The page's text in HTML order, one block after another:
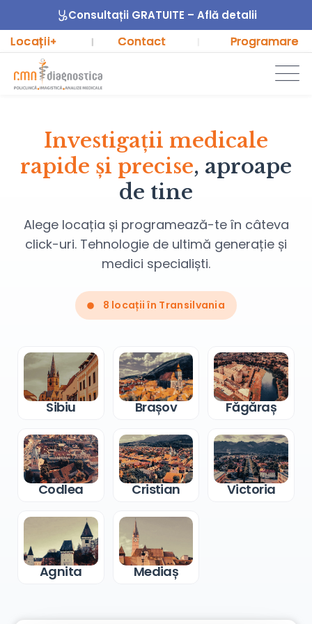
Consultații GRATUITE – Află detalii
Locații+ | Contact Programare
Investigații medicale
rapide și precise, aproape
de tine
Alege locația și programează-te în câteva
click-uri. Tehnologie de ultimă generație și
medici specialiști.
8 locații în Transilvania
Sibiu Brașov Făgăraș
Codlea Cristian Victoria
Agnita Mediaș